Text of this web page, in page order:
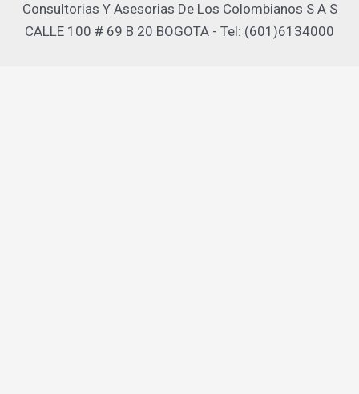
Consultorias Y Asesorias De Los Colombianos S A S
CALLE 100 # 69 B 20 BOGOTA - Tel: (601)6134000